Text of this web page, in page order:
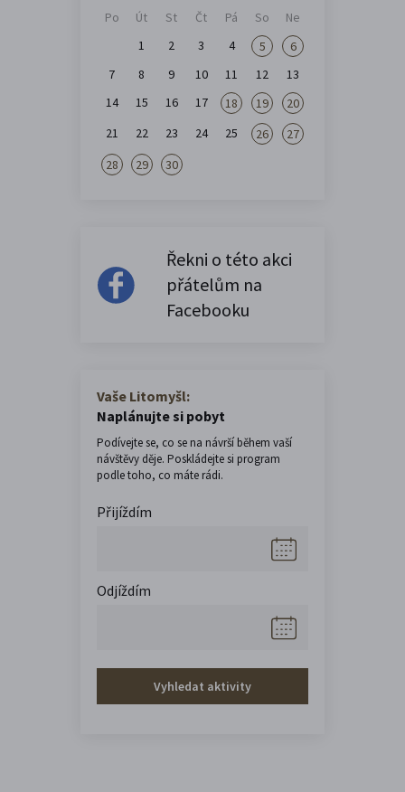
Po Út St Čt Pá So
Ne
1
2 3 4 5
6
7
8 9 10 11 12
13
14
15 16 17 18 19
20
21
22 23 24 25 26
27
28
29 30
Řekni o této akci
přátelům na
Facebooku
Vaše Litomyšl:
Naplánujte si pobyt
Podívejte se, co se na návrší během vaší
návštěvy děje. Poskládejte si program
podle toho, co máte rádi.
Přijíždím
Odjíždím
Vyhledat aktivity